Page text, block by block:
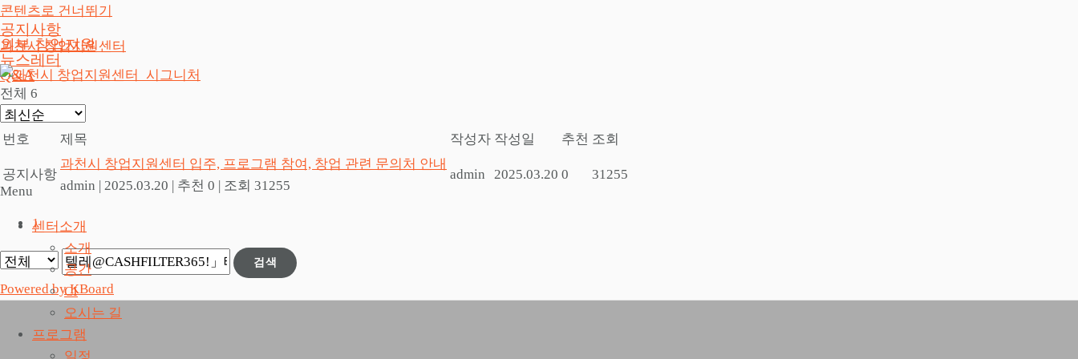
콘텐츠로 건너뛰기
과천시 창업지원센터
Menu
센터소개
소개
공간
CI
오시는 길
프로그램
일정
공지사항
외부 창업지원
뉴스레터
Q&A
전체 6
번호 제목 작성자 작성일 추천 조회
공지사항
과천시 창업지원센터 입주, 프로그램 참여, 창업 관련 문의처 안내
admin | 2025.03.20 | 추천 0 | 조회 31255
admin 2025.03.20 0 31255
1
검색
Powered by KBoard